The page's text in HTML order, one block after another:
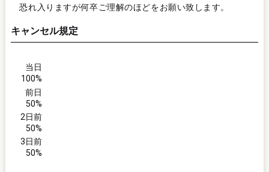
恐れ入りますが何卒ご理解のほどをお願い致します。
キャンセル規定
当日
100%
前日
50%
2日前
50%
3日前
50%